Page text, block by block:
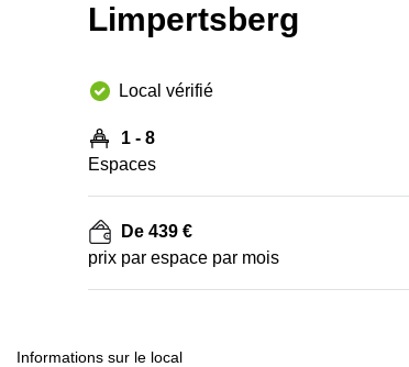
Limpertsberg
Local vérifié
1 - 8
Espaces
De 439 €
prix par espace par mois
Informations sur le local